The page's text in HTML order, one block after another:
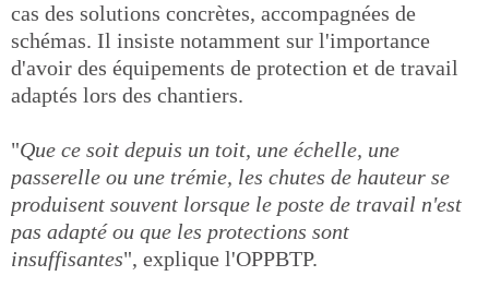
cas des solutions concrètes, accompagnées de
schémas. Il insiste notamment sur l'importance
d'avoir des équipements de protection et de travail
adaptés lors des chantiers.
"Que ce soit depuis un toit, une échelle, une
passerelle ou une trémie, les chutes de hauteur se
produisent souvent lorsque le poste de travail n'est
pas adapté ou que les protections sont
insuffisantes", explique l'OPPBTP.